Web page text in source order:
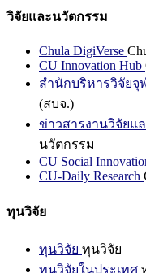
วิจัยและนวัตกรรม
Chula DigiVerse
CU Innovation Hub
สำนักบริหารวิจัยจุ
(สบจ.)
ข่าวสารงานวิจัยแ
นวัตกรรม
CU Social
CU-Daily Research
ทุนวิจัย
ทุนวิจัย ทุนวิจัย
ทุนวิจัยในประเทศ